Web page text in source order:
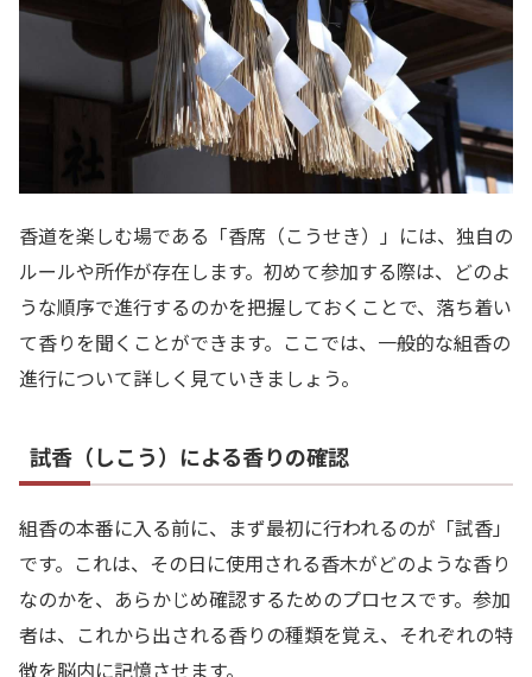
香道を楽しむ場である「香席（こうせき）」には、独自の
ルールや所作が存在します。初めて参加する際は、どのよ
うな順序で進行するのかを把握しておくことで、落ち着い
て香りを聞くことができます。ここでは、一般的な組香の
進行について詳しく見ていきましょう。
試香（しこう）による香りの確認
組香の本番に入る前に、まず最初に行われるのが「試香」
です。これは、その日に使用される香木がどのような香り
なのかを、あらかじめ確認するためのプロセスです。参加
者は、これから出される香りの種類を覚え、それぞれの特
徴を脳内に記憶させます。